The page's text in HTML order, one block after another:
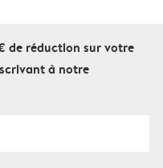
de réduction sur votre
à notre